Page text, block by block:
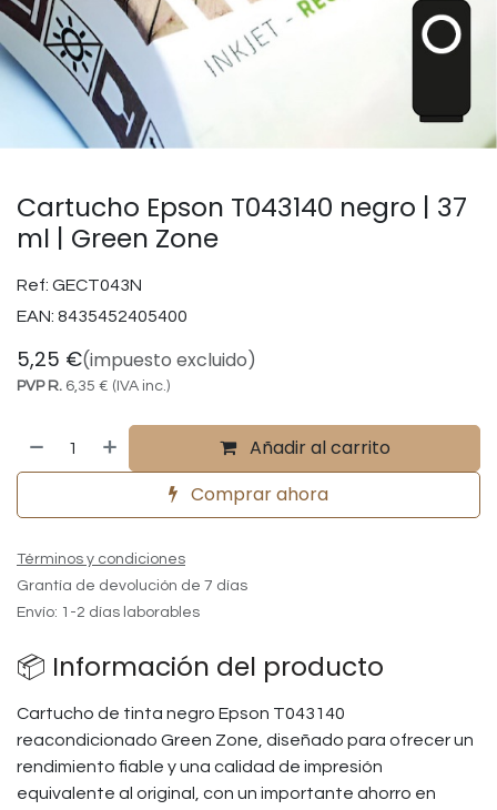
Cartucho Epson T043140 negro | 37
ml | Green Zone
Ref: GECT043N
EAN: 8435452405400
5,25 €(impuesto excluido)
PVP R. 6,35 € (IVA inc.)
Añadir al carrito
Comprar ahora
Términos y condiciones
Grantía de devolución de 7 días
Envío: 1-2 días laborables
📦 Información del producto
Cartucho de tinta negro Epson T043140
reacondicionado Green Zone, diseñado para ofrecer un
rendimiento fiable y una calidad de impresión
equivalente al original, con un importante ahorro en